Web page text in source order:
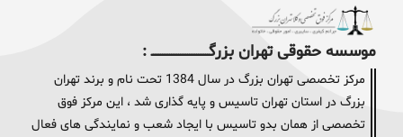
موسسه حقوقی تهران بزرگــــــــــــــــــــــــــــــــ :
مرکز تخصصی تهران بزرگ در سال 1384 تحت نام و برند تهران
بزرگ در استان تهران تاسیس و پایه گذاری شد ، این مرکز فوق
تخصصی از همان بدو تاسیس با ایجاد شعب و نمایندگی های فعال